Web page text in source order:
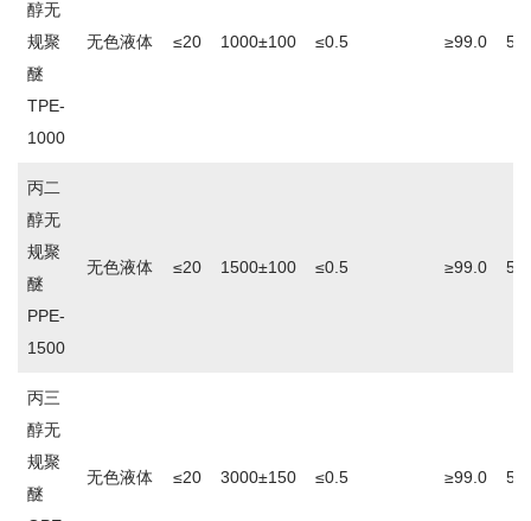
醇无
规聚
醚
TPE-
1000
无色液体 ≤20 1000±100 ≤0.5 ≥99.0
丙二
醇无
规聚
醚
PPE-
1500
无色液体 ≤20 1500±100 ≤0.5 ≥99.0
丙三
醇无
规聚
醚
无色液体 ≤20 3000±150 ≤0.5 ≥99.0